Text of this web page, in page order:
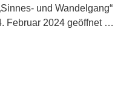
und Wandelgang“
Februar 2024 geöffnet …